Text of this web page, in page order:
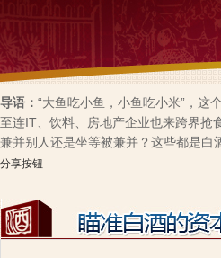
导语： “大鱼吃小鱼，小鱼吃小米”，这
至连IT、饮料、房地产企业也来跨界抢
兼并别人还是坐等被兼并？这些都是
分享按钮